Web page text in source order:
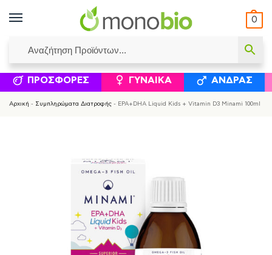
0
ΙΣΟΛΟΓΙΣΜΟΊ ΕΛΕΆΝΝΑ ΧΡΙΣΤΙΝΆΚΗ ΕΠΙΚΟΙΝΩΝΊΑ
ΣΥΜΠΛΗΡΏΜΑΤΑ ΔΙΑΤΡΟΦΉΣ ΦΥΣΙΚΆ
ΠΡΟΣΦΟΡΈΣ ΓΥΝΑΊΚΑ ΆΝΔΡΑΣ
Αρχική - Συμπληρώματα Διατροφής - EPA+DHA Liquid Kids + Vitamin D3 Minami 100ml